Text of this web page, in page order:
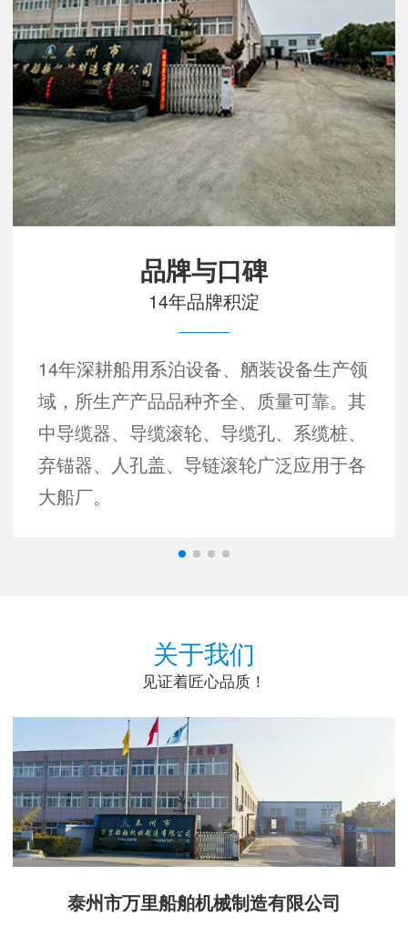
品牌与口碑
14年品牌积淀
14年深耕船用系泊设备、舾装设备生产领
域，所生产产品品种齐全、质量可靠。其
中导缆器、导缆滚轮、导缆孔、系缆桩、
弃锚器、人孔盖、导链滚轮广泛应用于各
大船厂。
关于我们
见证着匠心品质！
泰州市万里船舶机械制造有限公司